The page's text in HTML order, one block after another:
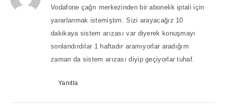
Vodafone çağrı merkezinden bir abonelik iptali için
yararlanmak istemiştim. Sizi arayacağız 10
dakikaya sistem arızası var diyerek konuşmayı
sonlandırdılar 1 haftadır aramıyorlar aradığım
zaman da sistem arızası diyip geçiyorlar tuhaf.
Yanıtla